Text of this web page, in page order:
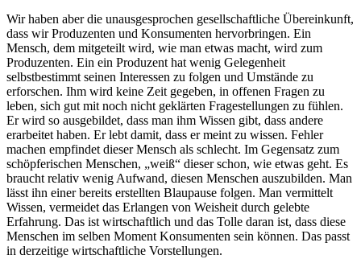
Wir haben aber die unausgesprochen gesellschaftliche Übereinkunft,
dass wir Produzenten und Konsumenten hervorbringen. Ein
Mensch, dem mitgeteilt wird, wie man etwas macht, wird zum
Produzenten. Ein ein Produzent hat wenig Gelegenheit
selbstbestimmt seinen Interessen zu folgen und Umstände zu
erforschen. Ihm wird keine Zeit gegeben, in offenen Fragen zu
leben, sich gut mit noch nicht geklärten Fragestellungen zu fühlen.
Er wird so ausgebildet, dass man ihm Wissen gibt, dass andere
erarbeitet haben. Er lebt damit, dass er meint zu wissen. Fehler
machen empfindet dieser Mensch als schlecht. Im Gegensatz zum
schöpferischen Menschen, „weiß“ dieser schon, wie etwas geht. Es
braucht relativ wenig Aufwand, diesen Menschen auszubilden. Man
lässt ihn einer bereits erstellten Blaupause folgen. Man vermittelt
Wissen, vermeidet das Erlangen von Weisheit durch gelebte
Erfahrung. Das ist wirtschaftlich und das Tolle daran ist, dass diese
Menschen im selben Moment Konsumenten sein können. Das passt
in derzeitige wirtschaftliche Vorstellungen.